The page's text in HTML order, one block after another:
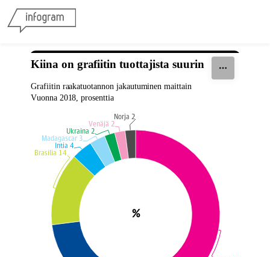
Kiina on grafiitin tuottajista suurin
Grafiitin raakatuotannon jakautuminen maittain
Vuonna 2018, prosenttia
%
Brasilia 14
Intia 4
Madagascar 3
Ukraina 2
Venäjä 2
Norja 2